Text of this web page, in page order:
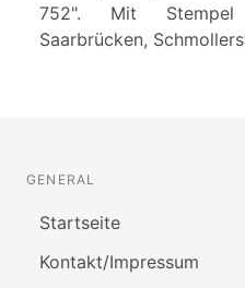
752". Mit Stempel
Saarbrücken,
GENERAL
Startseite
Kontakt/Impressum